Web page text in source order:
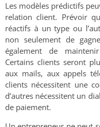
Les modèles prédictifs
relation client. Prévoir
réactifs à un type ou
non seulement de
également de
Certains clients seront
aux mails, aux appels
clients nécessitent une
d’autres nécessitent un
de paiement.